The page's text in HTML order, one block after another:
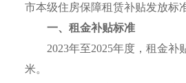
市本级住房保障租赁补贴发放标
一、 租金补贴标准
2023年至2025年度，租金补
米。